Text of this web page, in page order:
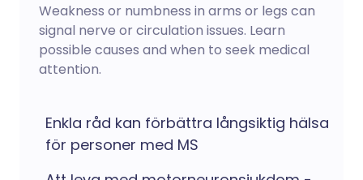
Weakness or numbness in arms or legs can
signal nerve or circulation issues. Learn
possible causes and when to seek medical
attention.
Enkla råd kan förbättra långsiktig hälsa
för personer med MS